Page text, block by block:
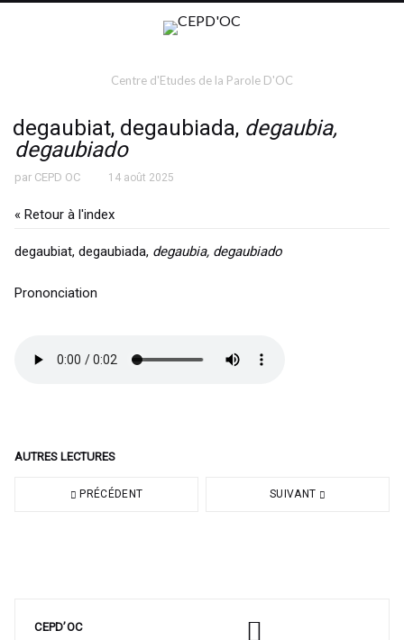
Centre d'Etudes de la Parole D'OC
degaubiat, degaubiada, degaubia,
degaubiado
par CEPD OC 14 août 2025
« Retour à l'index
degaubiat, degaubiada, degaubia, degaubiado
Prononciation
AUTRES LECTURES
PRÉCÉDENT SUIVANT
CEPD’OC